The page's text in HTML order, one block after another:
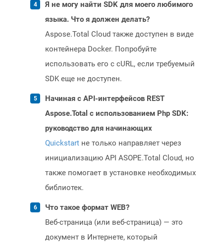
Я не могу найти SDK для моего любимого
языка. Что я должен делать?
Aspose.Total Cloud также доступен в виде
контейнера Docker. Попробуйте
использовать его с cURL, если требуемый
SDK еще не доступен.
Начиная с API-интерфейсов REST
Aspose.Total с использованием Php SDK:
руководство для начинающих
Quickstart не только направляет через
инициализацию API ASOPE.Total Cloud, но
также помогает в установке необходимых
библиотек.
Что такое формат WEB?
Веб-страница (или веб-страница) — это
документ в Интернете, который